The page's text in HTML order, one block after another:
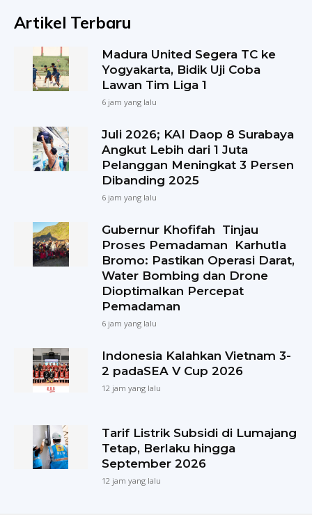
Artikel Terbaru
Madura United Segera TC ke
Yogyakarta, Bidik Uji Coba
Lawan Tim Liga 1
6 jam yang lalu
Juli 2026; KAI Daop 8 Surabaya
Angkut Lebih dari 1 Juta
Pelanggan Meningkat 3 Persen
Dibanding 2025
6 jam yang lalu
Gubernur Khofifah Tinjau
Proses Pemadaman Karhutla
Bromo: Pastikan Operasi Darat,
Water Bombing dan Drone
Dioptimalkan Percepat
Pemadaman
6 jam yang lalu
Indonesia Kalahkan Vietnam 3-
2 padaSEA V Cup 2026
12 jam yang lalu
Tarif Listrik Subsidi di Lumajang
Tetap, Berlaku hingga
September 2026
12 jam yang lalu